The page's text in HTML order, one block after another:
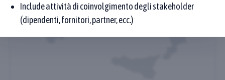
Include attività di coinvolgimento degli stakeholder
(dipendenti, fornitori, partner, ecc.)